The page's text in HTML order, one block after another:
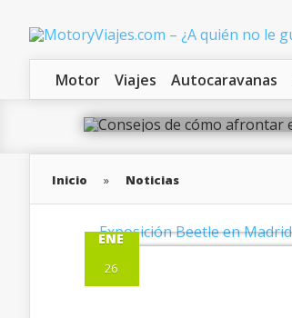
Motor Viajes Autocaravanas
las vacaciones
Inicio » Noticias
ENE
26